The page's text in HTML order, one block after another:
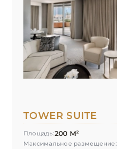
TOWER SUITE
Площадь:200 М²
Максимальное размещение: